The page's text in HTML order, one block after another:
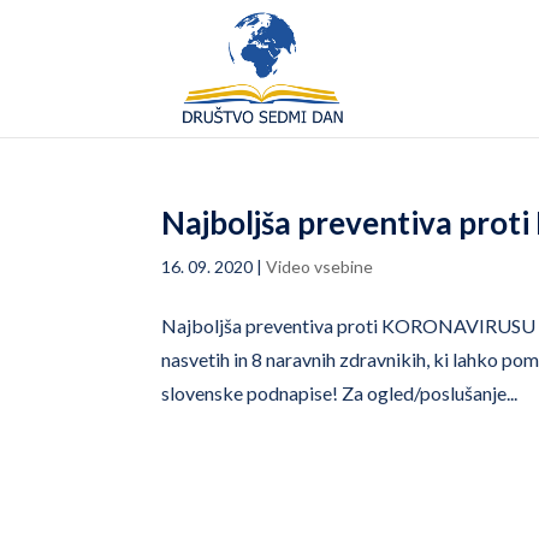
Najboljša preventiva proti
16. 09. 2020 |Video vsebine
Najboljša preventiva proti
nasvetih in 8 naravnih zdravnikih, ki lahko
slovenske podnapise! Za ogled/poslušanje...